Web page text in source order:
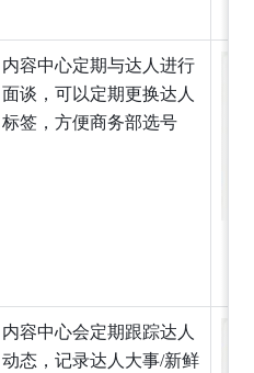
内容中心定期与达人进行
面谈，可以定期更换达人
标签，方便商务部选号
内容中心会定期跟踪达人
动态，记录达人大事/新鲜